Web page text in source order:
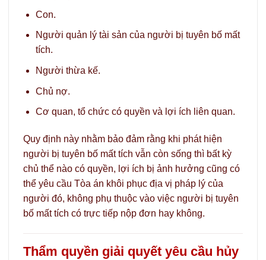
Con.
Người quản lý tài sản của người bị tuyên bố mất
tích.
Người thừa kế.
Chủ nợ.
Cơ quan, tổ chức có quyền và lợi ích liên quan.
Quy định này nhằm bảo đảm rằng khi phát hiện
người bị tuyên bố mất tích vẫn còn sống thì bất kỳ
chủ thể nào có quyền, lợi ích bị ảnh hưởng cũng có
thể yêu cầu Tòa án khôi phục địa vị pháp lý của
người đó, không phụ thuộc vào việc người bị tuyên
bố mất tích có trực tiếp nộp đơn hay không.
Thẩm quyền giải quyết yêu cầu hủy